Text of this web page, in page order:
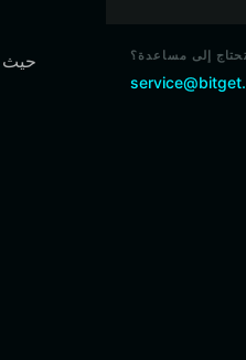
إلى مساعدة؟